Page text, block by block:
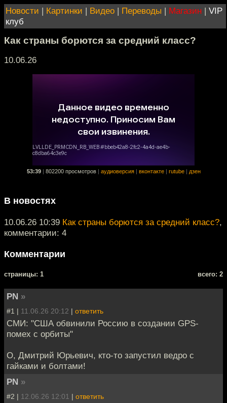
Новости | Картинки | Видео | Переводы | Магазин | VIP
клуб
Как страны борются за средний класс?
10.06.26
53:39 802200 просмотров аудиоверсия вконтакте rutube дзен
В новостях
10.06.26 10:39 Как страны борются за средний класс?,
комментарии: 4
Комментарии
cтраницы: 1 всего: 2
PN »
#1 | 11.06.26 20:12 | ответить
СМИ: "США обвинили Россию в создании GPS-
помех с орбиты"
О, Дмитрий Юрьевич, кто-то запустил ведро с
гайками и болтами!
PN »
#2 | 12.06.26 12:01 | ответить